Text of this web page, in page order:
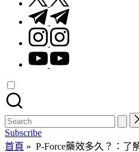
t.me
instagram.com
youtube.com
Search
for:
Subscribe
首頁 » P-Force藥效多久？：了